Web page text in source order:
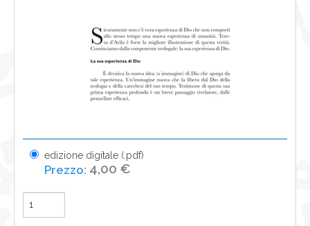
edizione digitale (.pdf)
4,00 €